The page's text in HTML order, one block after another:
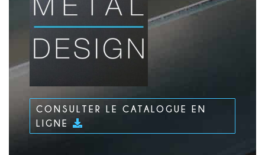
CONSULTER LE CATALOGUE EN
LIGNE